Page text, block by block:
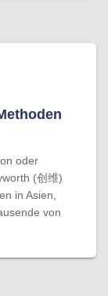
oder
(创维)
in Asien,
von